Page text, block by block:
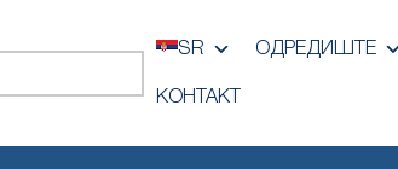
SR ОДРЕДИШТЕ
КОНТАКТ